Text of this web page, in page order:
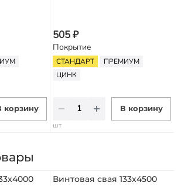
корзину
505 ₽
Покрытие
СТАНДАРТ
ПРЕМИУМ
ЦИНК
В корзину
шт
Винтовая свая 133х4500